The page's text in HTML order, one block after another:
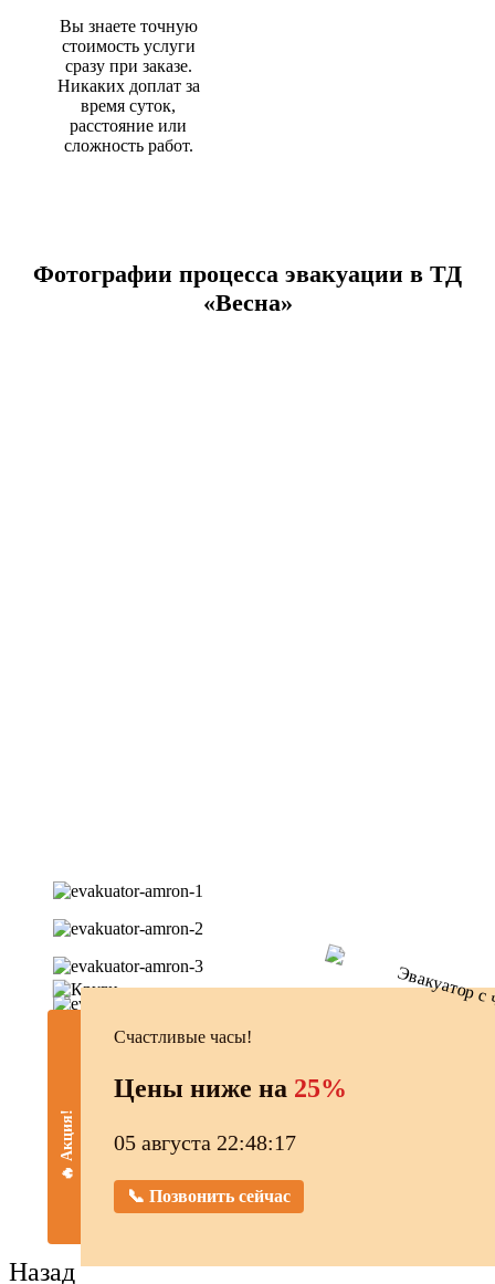
🔥 Акция!
Счастливые часы!
Цены ниже на 25%
05 августа 22:48:18
📞 Позвонить сейчас
Вы знаете точную
стоимость услуги
сразу при заказе.
Никаких доплат за
время суток,
расстояние или
сложность работ.
Фотографии процесса эвакуации в ТД
«Весна»
Назад